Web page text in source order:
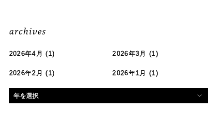
archives
2026年4月 (1) 2026年3月 (1)
2026年2月 (1) 2026年1月 (1)